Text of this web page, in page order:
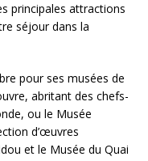
principales attractions
séjour dans la
pour ses musées de
abritant des chefs-
ou le Musée
d’œuvres
et le Musée du Quai